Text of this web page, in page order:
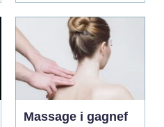
Massage i gagnef